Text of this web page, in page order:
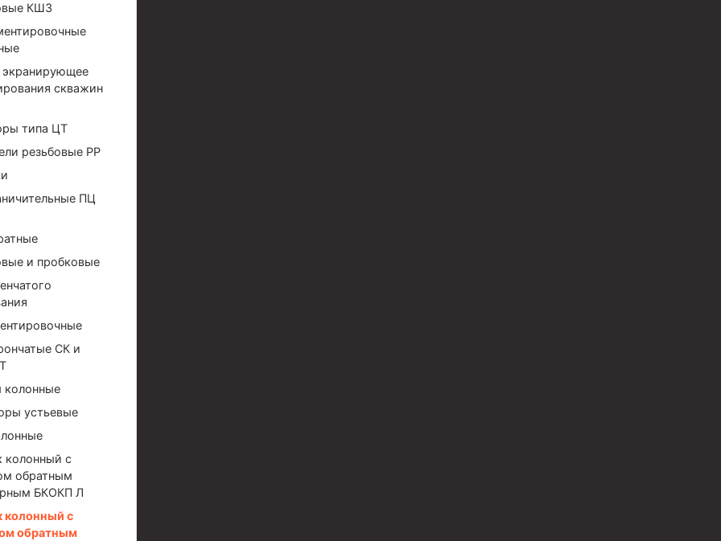
высокого давления
КШЗ
экранирующее
скважин
типа ЦТ
резьбовые РР
ПЦ
и пробковые
СК и
колонные
устьевые
колонный с
обратным
БКОКП Л
колонный с
обратным